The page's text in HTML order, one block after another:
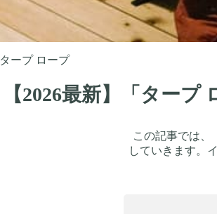
タープ ロープ
【2026最新】「ター
この記事では、
していきます。